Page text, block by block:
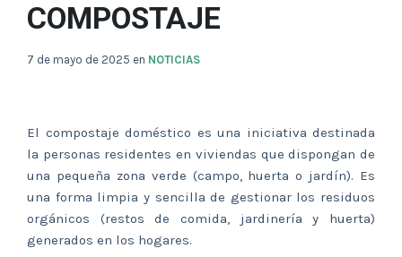
COMPOSTAJE
7 de mayo de 2025 en NOTICIAS
El compostaje doméstico es una iniciativa destinada
la personas residentes en viviendas que dispongan de
una pequeña zona verde (campo, huerta o jardín). Es
una forma limpia y sencilla de gestionar los residuos
orgánicos (restos de comida, jardinería y huerta)
generados en los hogares.